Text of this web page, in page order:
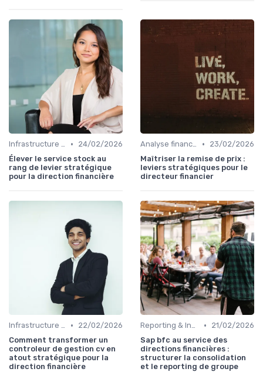
Infrastructure IT •
24/02/2026
Élever le service stock au
rang de levier stratégique
pour la direction financière
Analyse financière •
23/02/2026
Maîtriser la remise de prix :
leviers stratégiques pour le
directeur financier
Infrastructure IT •
22/02/2026
Comment transformer un
controleur de gestion cv en
atout stratégique pour la
direction financière
Reporting & Indicateurs •
21/02/2026
Sap bfc au service des
directions financières :
structurer la consolidation
et le reporting de groupe